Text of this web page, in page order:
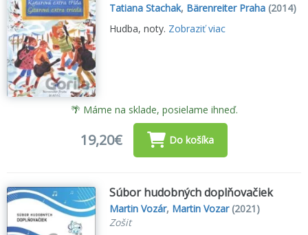
Tatiana Stachak, Bärenreiter Praha (2014)
Hudba, noty. Zobraziť viac
🌴 Máme na sklade, posielame ihneď.
19,20€ Do košíka
Súbor hudobných doplňovačiek
Martin Vozár, Martin Vozar(2021)
Zošit